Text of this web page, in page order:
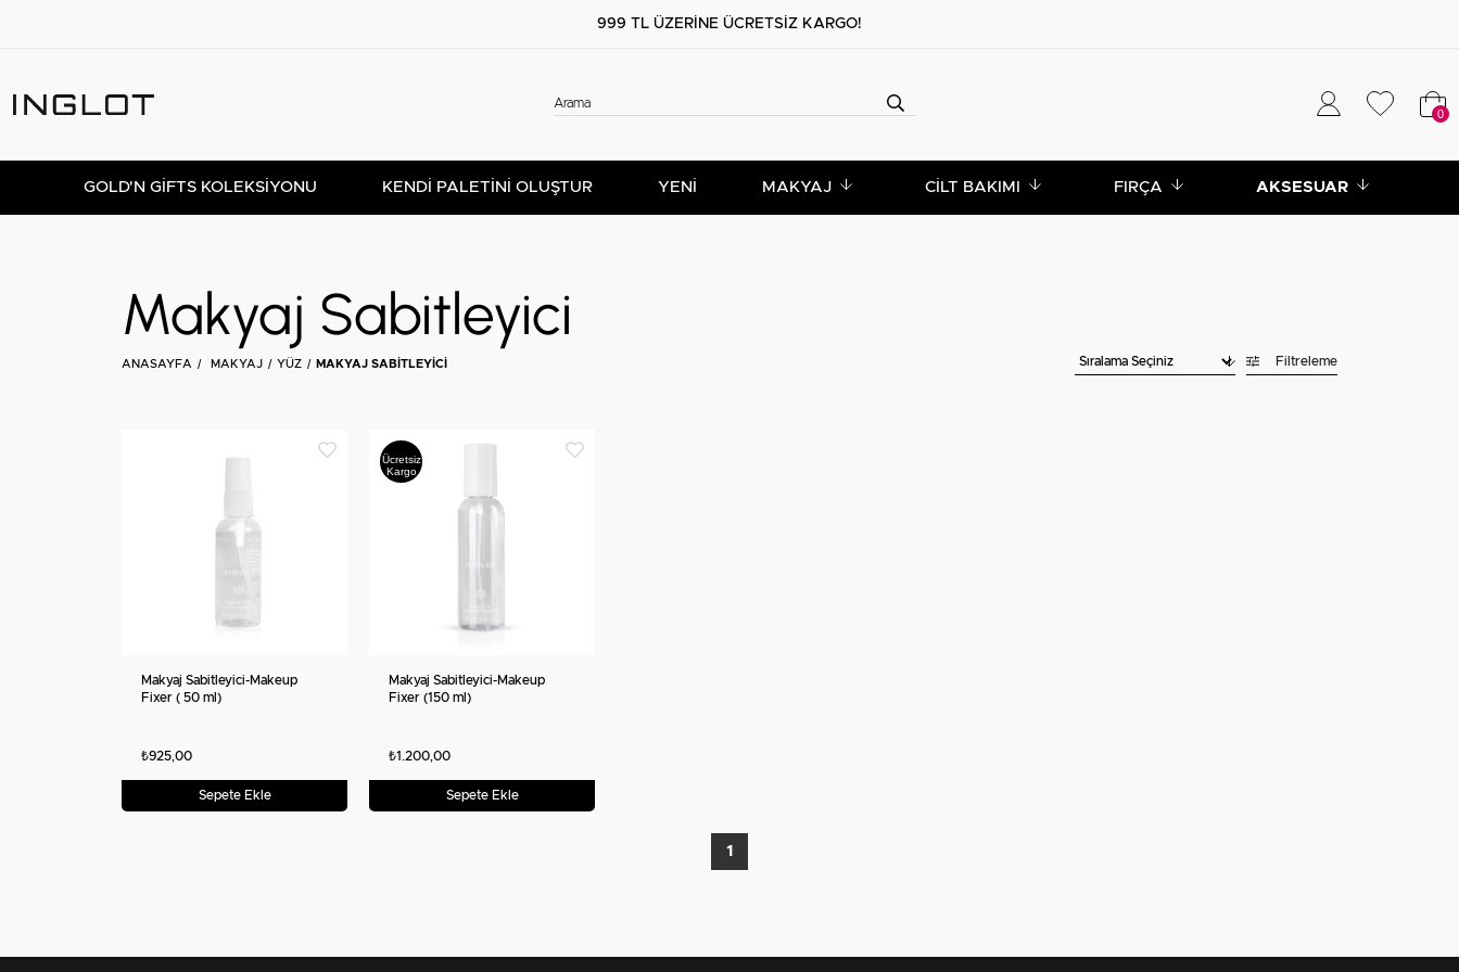
999 TL ÜZERİNE ÜCRETSİZ KARGO!
0
GOLD'N GIFTS KOLEKSIYONU KENDİ PALETİNİ OLUŞTUR YENİ MAKYAJ CILT BAKIMI FIRÇA AKSESUAR
Makyaj Sabitleyici
ANASAYFA MAKYAJ YÜZ MAKYAJ SABITLEYICI Filtreleme
Makyaj Sabitleyici-Makeup
Fixer ( 50 ml)
₺925,00
Sepete Ekle
Ücretsiz
Kargo
Makyaj Sabitleyici-Makeup
Fixer (150 ml)
₺1.200,00
Sepete Ekle
1